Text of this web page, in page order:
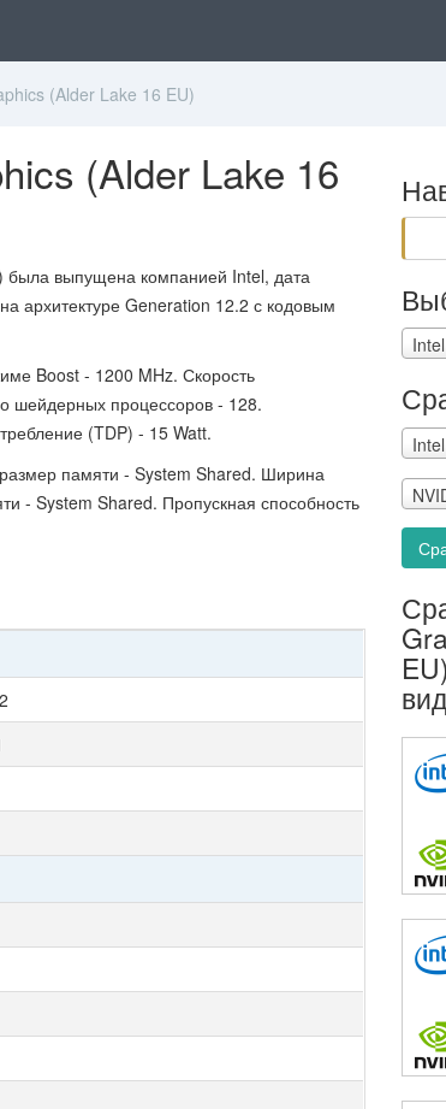
(Alder Lake 16 EU)
(Alder Lake 16
была выпущена компанией Intel, дата
архитектуре Generation 12.2 с кодовым
Boost - 1200 MHz. Скорость
шейдерных процессоров - 128.
(TDP) - 15 Watt.
памяти - System Shared. Ширина
- System Shared. Пропускная способность